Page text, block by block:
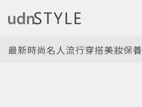
最新時尚名人流行穿搭美妝保養